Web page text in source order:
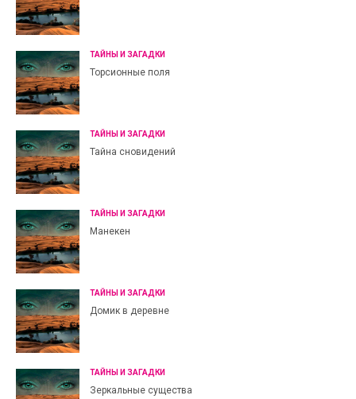
ТАЙНЫ И ЗАГАДКИ
Торсионные поля
ТАЙНЫ И ЗАГАДКИ
Тайна сновидений
ТАЙНЫ И ЗАГАДКИ
Манекен
ТАЙНЫ И ЗАГАДКИ
Домик в деревне
ТАЙНЫ И ЗАГАДКИ
Зеркальные существа